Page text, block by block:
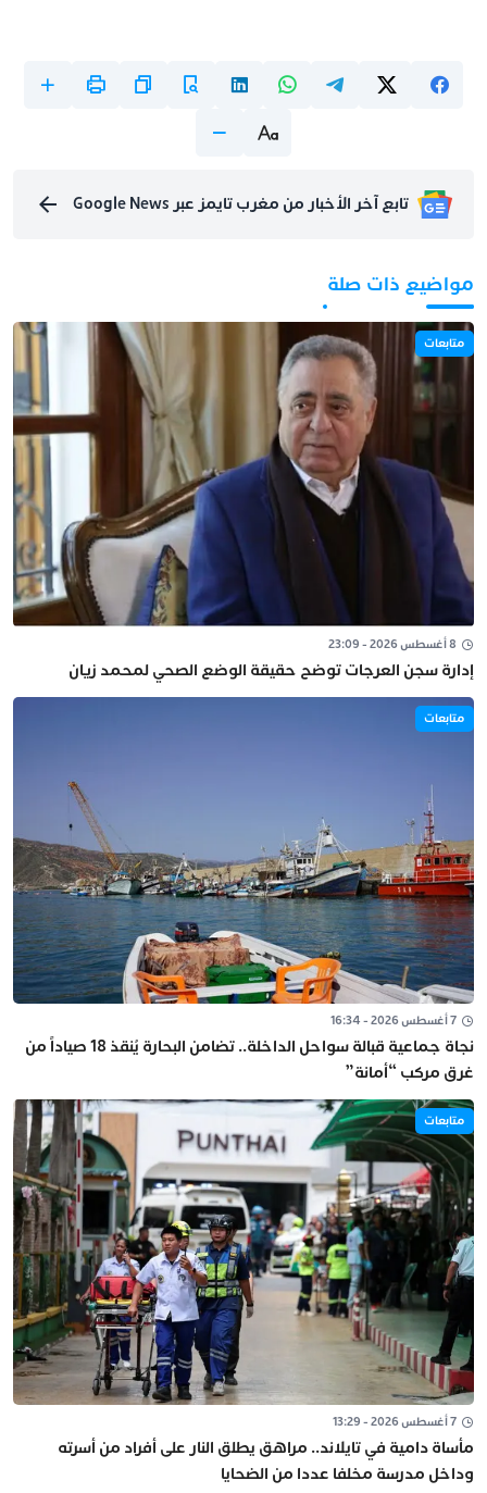
تابع آخر الأخبار من مغرب تايمز عبر Google News
مواضيع ذات صلة
متابعات
8 أغسطس 2026 - 23:09
إدارة سجن العرجات توضح حقيقة الوضع الصحي لمحمد زيان
متابعات
7 أغسطس 2026 - 16:34
نجاة جماعية قبالة سواحل الداخلة.. تضامن البحارة يُنقذ 18 صياداً من
غرق مركب “أمانة”
متابعات
7 أغسطس 2026 - 13:29
مأساة دامية في تايلاند.. مراهق يطلق النار على أفراد من أسرته
وداخل مدرسة مخلفا عددا من الضحايا